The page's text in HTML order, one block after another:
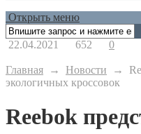
Открыть меню
22.04.2021 652 0
Главная → Новости →
экологичных кроссовок
Reebok